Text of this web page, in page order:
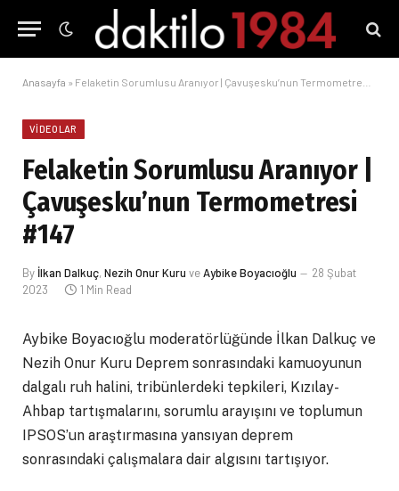
Anasayfa » Felaketin Sorumlusu Aranıyor | Çavuşesku’nun Termometresi #147
VIDEOLAR
Felaketin Sorumlusu Aranıyor |
Çavuşesku’nun Termometresi
#147
By İlkan Dalkuç, Nezih Onur Kuru veAybike Boyacıoğlu
28 Şubat
2023
1 Min Read
Aybike Boyacıoğlu moderatörlüğünde İlkan Dalkuç ve
Nezih Onur Kuru Deprem sonrasındaki kamuoyunun
dalgalı ruh halini, tribünlerdeki tepkileri, Kızılay-
Ahbap tartışmalarını, sorumlu arayışını ve toplumun
IPSOS’un araştırmasına yansıyan deprem
sonrasındaki çalışmalara dair algısını tartışıyor.